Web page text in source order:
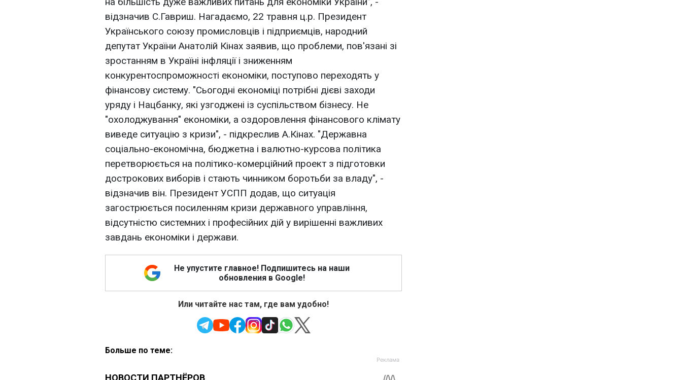
відзначив С.Гавриш. Нагадаємо, 22 травня ц.р. Президент
Українського союзу промисловців і підприємців, народний
депутат України Анатолій Кінах заявив, що проблеми, пов'язані зі
зростанням в Україні інфляції і зниженням
конкурентоспроможності економіки, поступово переходять у
фінансову систему. "Сьогодні економіці потрібні дієві заходи
уряду і Нацбанку, які узгоджені із суспільством бізнесу. Не
"охолоджування" економіки, а оздоровлення фінансового клімату
виведе ситуацію з кризи", - підкреслив А.Кінах. "Державна
соціально-економічна, бюджетна і валютно-курсова політика
перетворюється на політико-комерційний проект з підготовки
дострокових виборів і стають чинником боротьби за владу", -
відзначив він. Президент УСПП додав, що ситуація
загострюється посиленням кризи державного управління,
відсутністю системних і професійних дій у вирішенні важливих
завдань економіки і держави.
Не упустите главное! Подпишитесь на наши
обновления в Google!
Или читайте нас там, где вам удобно!
Больше по теме: